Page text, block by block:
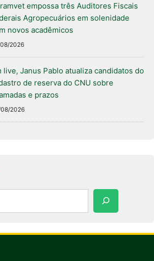
empossa três Auditores Fiscais
Agropecuários em solenidade
novos acadêmicos
2026
live, Janus Pablo atualiza candidatos do
de reserva do CNU sobre
e prazos
2026